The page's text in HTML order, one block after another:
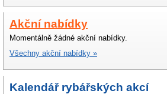
Akční nabídky
Momentálně žádné akční nabídky.
Všechny akční nabídky »
Kalendář rybářských akcí